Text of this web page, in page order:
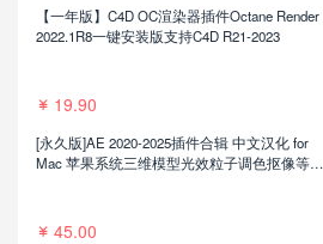
【一年版】C4D OC渲染器插件Octane Render
2022.1R8一键安装版支持C4D R21-2023
19.90
[永久版]AE 2020-2025插件合辑 中文汉化 for
Mac 苹果系统三维模型光效粒子调色抠像等插
45.00